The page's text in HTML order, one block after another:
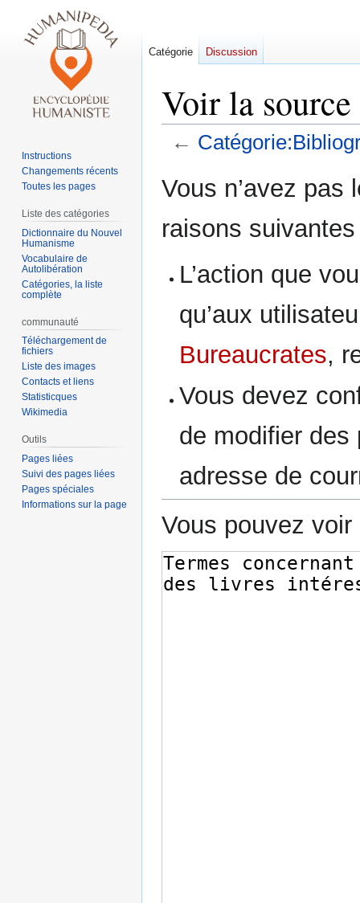
Voir la
←
à
navigation
à
recherche
Vous n’avez pas
raisons suivantes
L’action que
qu’aux
Bureaucrates,
Vous devez
de modifier des
adresse de
Vous pouvez
Catégorie Discussion
Instructions
Changements récents
Toutes les pages
Liste des catégories
Dictionnaire du Nouvel
Humanisme
Vocabulaire de
Autolibération
Catégories, la liste
complète
communauté
Téléchargement de
fichiers
Liste des images
Contacts et liens
Statisticques
Wikimedia
Outils
Pages liées
Suivi des pages liées
Pages spéciales
Informations sur la page